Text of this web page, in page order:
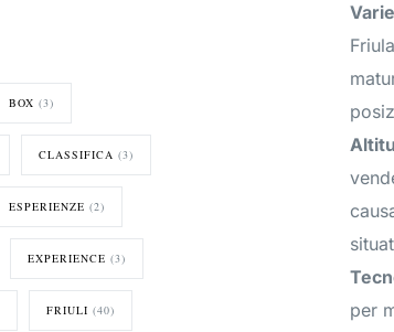
per
BOX (3)
CLASSIFICA (3)
ESPERIENZE (2)
EXPERIENCE (3)
FRIULI (40)